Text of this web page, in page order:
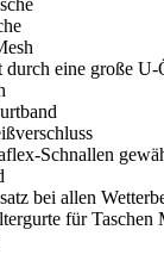
durch eine große
Schnallen
bei allen
für Taschen